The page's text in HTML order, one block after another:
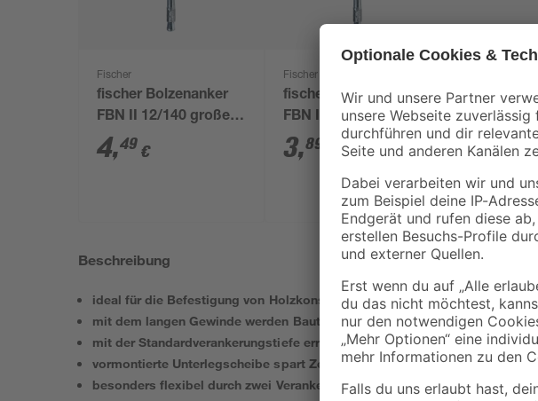
Fischer
fischer Bolzenanker
FBN II 12/140 großer
Scheibe E
4,49 €
Fischer
fischer Bolzenanker
FBN II 12/100 großer
Scheibe E
3,89
fischer
FBN II
Scheibe E
4,19 €
Beschreibung
ideal für die Befestigung von Holzkonstruktionen
mit dem langen Gewinde werden Bauteiltoleranzen ausgeglichen
mit der Standardverankerungstiefe erreicht der FBN II höchste
vormontierte Unterlegscheibe spart Zeit bei Montage
besonders flexibel durch zwei Verankerungstiefen